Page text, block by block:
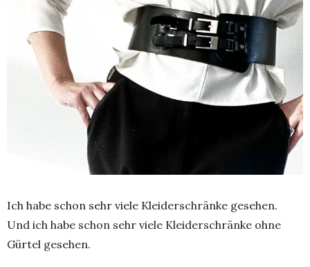
Ich habe schon sehr viele Kleiderschränke gesehen.
Und ich habe schon sehr viele Kleiderschränke ohne
Gürtel gesehen.